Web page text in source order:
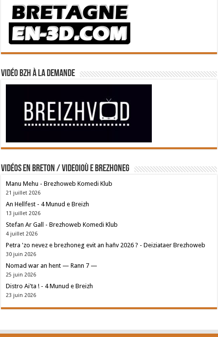
Vidéo BZH à la demande
Vidéos en breton / Videoioù e brezhoneg
Manu Mehu - Brezhoweb Komedi Klub
21 juillet 2026
An Hellfest - 4 Munud e Breizh
13 juillet 2026
Stefan Ar Gall - Brezhoweb Komedi Klub
4 juillet 2026
Petra 'zo nevez e brezhoneg evit an hañv 2026 ? - Deiziataer Brezhoweb
30 juin 2026
Nomad war an hent — Rann 7 —
25 juin 2026
Distro Ai'ta ! - 4 Munud e Breizh
23 juin 2026